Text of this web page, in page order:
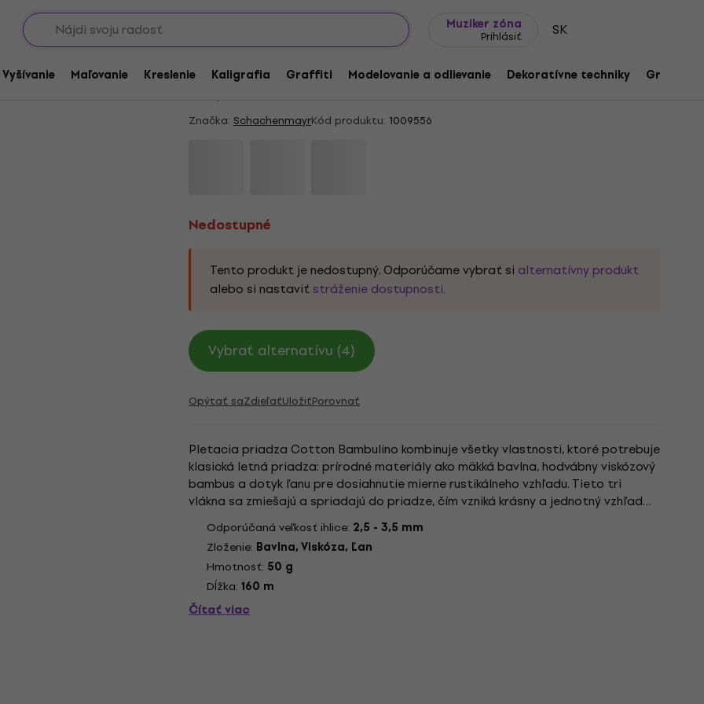
Muziker zóna
Prihlásiť SK
Maľovanie Kreslenie Kaligrafia Graffiti Modelovanie a odlievanie Dekoratívne techniky Grafické
Nedostupné
Schachenmayr Cotton Bambulino 00065 Pletacia priadza
Značka: SchachenmayrKód produktu: 1009556
Nedostupné
Tento produkt je nedostupný. Odporúčame vybrať si alternatívny produkt
alebo si nastaviť stráženie dostupnosti.
Vybrať alternatívu (4)
Opýtať saZdieľaťUložiťPorovnať
Pletacia priadza Cotton Bambulino kombinuje všetky vlastnosti, ktoré potrebuje
klasická letná priadza: prírodné materiály ako mäkká bavlna, hodvábny viskózový
bambus a dotyk ľanu pre dosiahnutie mierne rustikálneho vzhľadu. Tieto tri
vlákna sa zmiešajú a spriadajú do priadze, čím vzniká krásny a jednotný vzhľad
výsledných pletením. Pri práci s...
Odporúčaná veľkosť ihlice: 2,5 - 3,5 mm
Zloženie: Bavlna, Viskóza, Ľan
Hmotnosť: 50 g
Dĺžka: 160 m
Čítať viac